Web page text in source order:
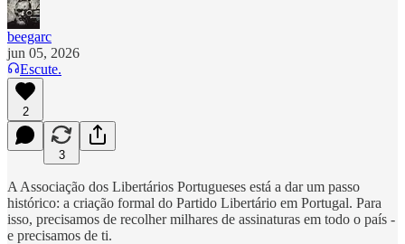
beegarc
jun 05, 2026
Escute.
2
3
A Associação dos Libertários Portugueses está a dar um passo
histórico: a criação formal do Partido Libertário em Portugal. Para
isso, precisamos de recolher milhares de assinaturas em todo o país -
e precisamos de ti.